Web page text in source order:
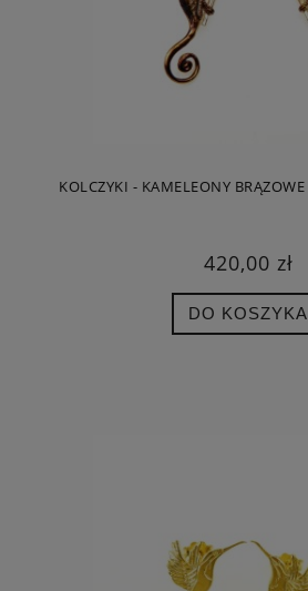
KOLCZYKI - KAMELEONY BRĄZOWE
420,00 zł
DO KOSZYKA